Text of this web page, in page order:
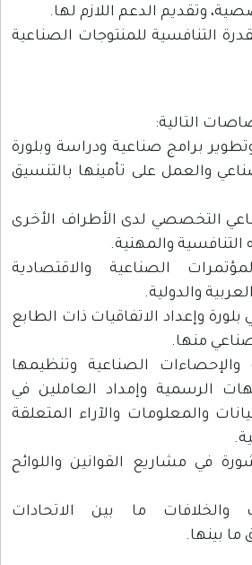
وتقديم الدعم اللازم لها.
التنافسية للمنتوجات الصناعية
التالية:
برامج صناعية ودراسة وبلورة
والعمل على تأمينها بالتنسيق
التخصصي لدى الأطراف الأخرى
التنافسية والمهنية.
الصناعية والاقتصادية
والدولية.
بلورة وإعداد الاتفاقيات ذات الطابع
منها.
الصناعية وتنظيمها
الرسمية وإمداد العاملين في
والمعلومات والآراء المتعلقة
في مشاريع القوانين واللوائح
والخلافات ما بين الاتحادات
بينها.